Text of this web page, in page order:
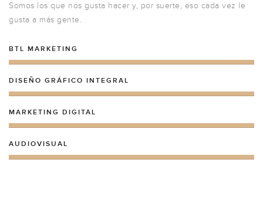
Somos los que nos gusta hacer y, por suerte, eso cada vez le
gusta a más gente.
BTL MARKETING
DISEÑO GRÁFICO INTEGRAL
MARKETING DIGITAL
AUDIOVISUAL